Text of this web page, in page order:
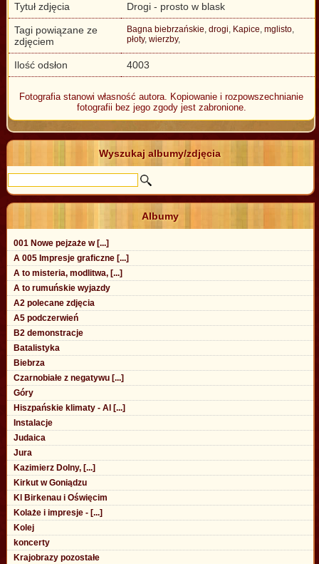
Tytuł zdjęcia Drogi - prosto w blask
Tagi powiązane ze
zdjęciem
Bagna biebrzańskie, drogi, Kapice, mglisto,
płoty, wierzby,
Ilość odsłon 4003
Fotografia stanowi własność autora. Kopiowanie i rozpowszechnianie
fotografii bez jego zgody jest zabronione.
Wyszukaj albumy/zdjęcia
Albumy
001 Nowe pejzaże w [...]
A 005 Impresje graficzne [...]
A to misteria, modlitwa, [...]
A to rumuńskie wyjazdy
A2 polecane zdjęcia
A5 podczerwień
B2 demonstracje
Batalistyka
Biebrza
Czarnobiałe z negatywu [...]
Góry
Hiszpańskie klimaty - Al [...]
Instalacje
Judaica
Jura
Kazimierz Dolny, [...]
Kirkut w Goniądzu
Kl Birkenau i Oświęcim
Kolaże i impresje - [...]
Kolej
koncerty
Krajobrazy pozostałe